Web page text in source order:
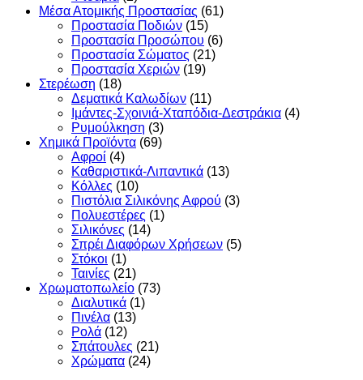
Μέσα Ατομικής Προστασίας (61)
Προστασία Ποδιών (15)
Προστασία Προσώπου (6)
Προστασία Σώματος (21)
Προστασία Χεριών (19)
Στερέωση (18)
Δεματικά Καλωδίων (11)
Ιμάντες-Σχοινιά-Χταπόδια-Δεστράκια (4)
Ρυμούλκηση (3)
Χημικά Προϊόντα (69)
Αφροί (4)
Καθαριστικά-Λιπαντικά (13)
Κόλλες (10)
Πιστόλια Σιλικόνης Αφρού (3)
Πολυεστέρες (1)
Σιλικόνες (14)
Σπρέι Διαφόρων Χρήσεων (5)
Στόκοι (1)
Ταινίες (21)
Χρωματοπωλείο (73)
Διαλυτικά (1)
Πινέλα (13)
Ρολά (12)
Σπάτουλες (21)
Χρώματα (24)